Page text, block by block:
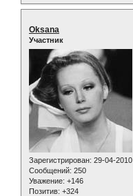
Oksana
Участник
Зарегистрирован: 29-04-2010
Сообщений: 250
Уважение: +146
Позитив: +324